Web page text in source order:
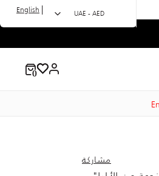
UAE - AED
|
English
مشاركة